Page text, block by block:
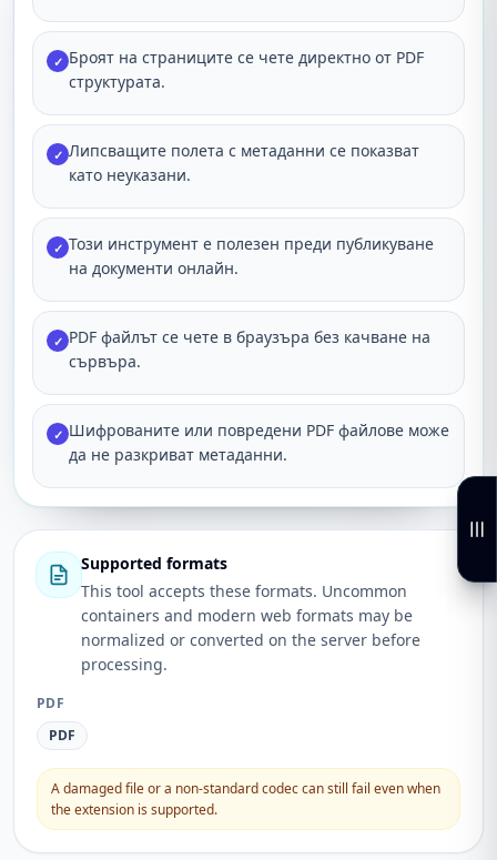
✓ Броят на страниците се чете директно от PDF
структурата.
✓ Липсващите полета с метаданни се показват
като неуказани.
✓ Този инструмент е полезен преди публикуване
на документи онлайн.
✓ PDF файлът се чете в браузъра без качване на
сървъра.
✓ Шифрованите или повредени PDF файлове може
да не разкриват метаданни.
Supported formats
This tool accepts these formats. Uncommon
containers and modern web formats may be
normalized or converted on the server before
processing.
PDF
PDF
A damaged file or a non-standard codec can still fail even when
the extension is supported.